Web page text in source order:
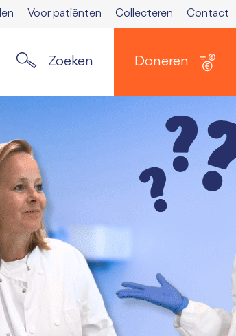
Voor patiënten Collecteren Contact
Zoeken Doneren